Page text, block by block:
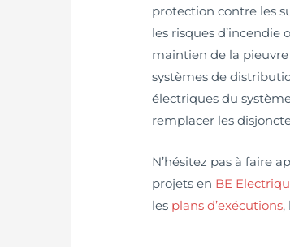
protection contre les
les risques d’incendie
maintien de la
systèmes de
électriques du
remplacer les
N’hésitez pas à faire
projets en BE
les plans d’exécutions,